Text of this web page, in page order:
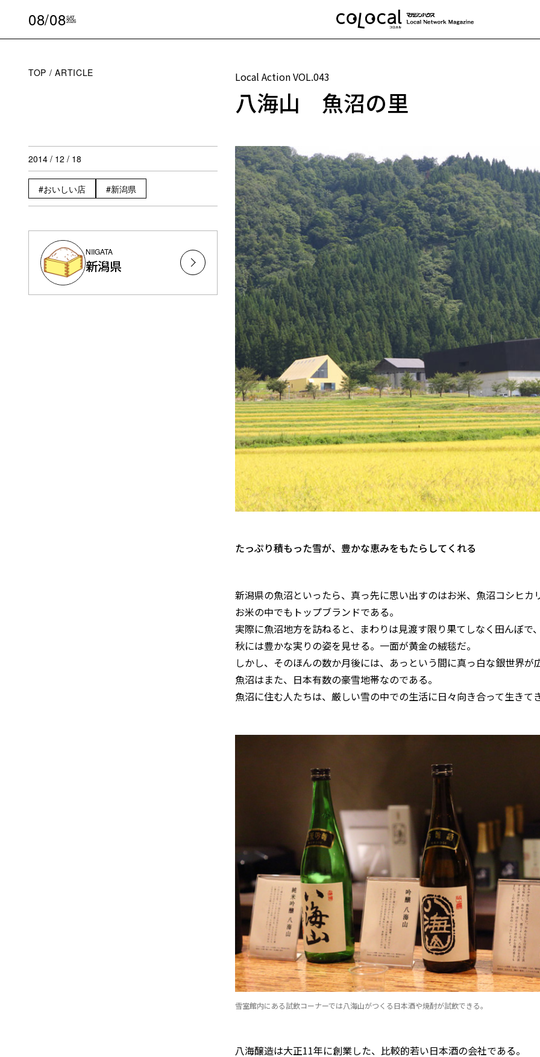
08/08SAT
2026
TOP ARTICLE Local ActionVOL.043
八海山 魚沼の里
2014 / 12 / 18
おいしい店 新潟県
NIIGATA
新潟県
たっぷり積もった雪が、豊かな恵みをもたらしてくれる
新潟県の魚沼といったら、真っ先に思い出すのはお米、魚沼コシヒカリ
お米の中でもトップブランドである。
実際に魚沼地方を訪ねると、まわりは見渡す限り果てしなく田んぼで、
秋には豊かな実りの姿を見せる。一面が黄金の絨毯だ。
しかし、そのほんの数か月後には、あっという間に真っ白な銀世界が
魚沼はまた、日本有数の豪雪地帯なのである。
魚沼に住む人たちは、厳しい雪の中での生活に日々向き合って生きて
雪室館内にある試飲コーナーでは八海山がつくる日本酒や焼酎が試飲できる。
八海醸造は大正11年に創業した、比較的若い日本酒の会社である。